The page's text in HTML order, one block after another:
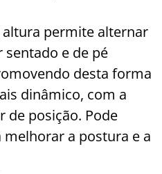
permite alternar
e de pé
desta forma
dinâmico, com a
de posição. Pode
a postura e a